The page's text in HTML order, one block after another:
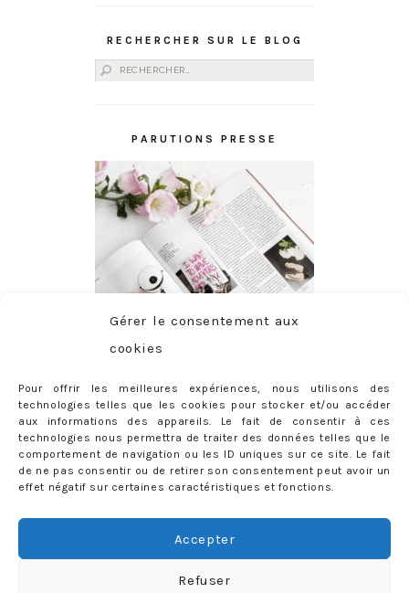
Gérer le consentement aux
cookies
Pour offrir les meilleures expériences, nous utilisons des
technologies telles que les cookies pour stocker et/ou accéder
aux informations des appareils. Le fait de consentir à ces
technologies nous permettra de traiter des données telles que le
comportement de navigation ou les ID uniques sur ce site. Le fait
de ne pas consentir ou de retirer son consentement peut avoir un
effet négatif sur certaines caractéristiques et fonctions.
Accepter
Refuser
RECHERCHER SUR LE BLOG
Rechercher :
PARUTIONS PRESSE
ABONNEMENT
Adresse
Rejoignez les 398 autres abonnés